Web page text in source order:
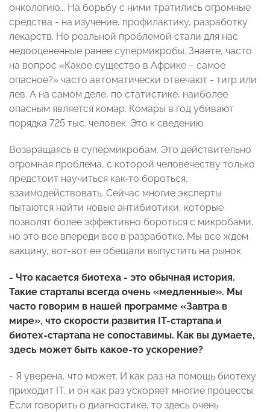
онкологию... На борьбу с ними тратились огромные
средства - на изучение, профилактику, разработку
лекарств. Но реальной проблемой стали для нас
недооцененные ранее супермикробы. Знаете, часто
на вопрос «Какое существо в Африке – самое
опасное?» часто автоматически отвечают - тигр или
лев. А на самом деле, по статистике, наиболее
опасным является комар. Комары в год убивают
порядка 725 тыс. человек. Это к сведению.
Возвращаясь в супермикробам. Это действительно
огромная проблема, с которой человечеству только
предстоит научиться как-то бороться,
взаимодействовать. Сейчас многие эксперты
пытаются найти новые антибиотики, которые
позволят более эффективно бороться с микробами,
но это все впереди все в разработке. Мы все ждем
вакцину, вот-вот ее обещали выпустить на рынок.
- Что касается биотеха - это обычная история.
Такие стартапы всегда очень «медленные». Мы
часто говорим в нашей программе «Завтра в
мире», что скорости развития IT-стартапа и
биотех-стартапа не сопоставимы. Как вы думаете,
здесь может быть какое-то ускорение?
- Я уверена, что может. И как раз на помощь биотеху
приходит IT, и он как раз ускоряет многие процессы.
Если говорить о диагностике, то здесь очень